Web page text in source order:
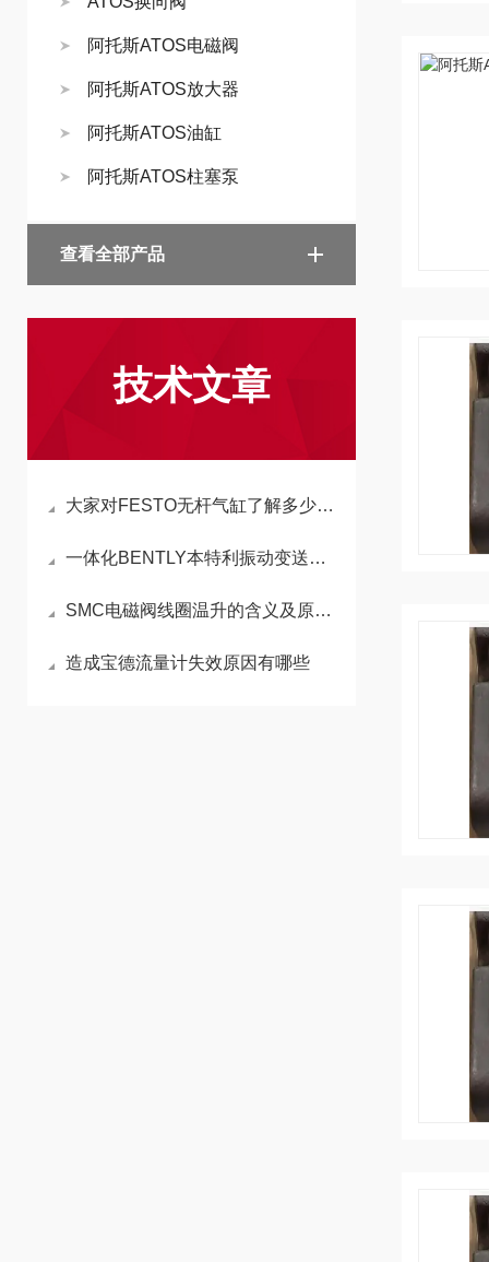
阿托斯ATOS电磁阀
阿托斯ATOS放大器
阿托斯ATOS油缸
阿托斯ATOS柱塞泵
查看全部产品
技术文章
大家对FESTO无杆气缸了解多少呢？今天小编带大家重新认识一下气缸！
一体化BENTLY本特利振动变送器的使用方法详解
SMC电磁阀线圈温升的含义及原因介绍
造成宝德流量计失效原因有哪些